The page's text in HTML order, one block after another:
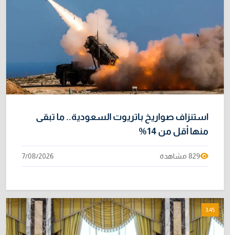
استنزاف صواريخ باتريوت السعودية.. ما تبقى
منها أقل من 14%
829 مشاهدة 7/08/2026
3:45